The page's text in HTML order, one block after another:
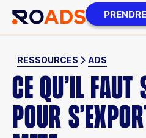
RESSOURCES ADS
CE QU’IL FAUT
POUR